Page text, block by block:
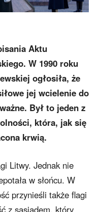
Aktu
W 1990 roku
ogłosiła, że
jej wcielenie do
Był to jeden z
która, jak się
krwią.
Litwy. Jednak nie
w słońcu. W
przynieśli także flagi